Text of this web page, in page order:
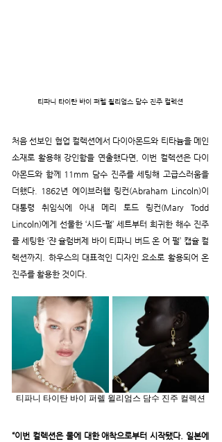
티파니 타이탄 바이 퍼렐 윌리엄스 담수 진주 컬렉션
처음 선보인 협업 컬렉션에서 다이아몬드와 티타늄을 메인
소재로 활용해 강인함을 연출했다면, 이번 컬렉션은 다이
아몬드와 함께 11mm 담수 진주를 세팅해 고급스러움을
더했다. 1862년 에이브러햄 링컨(Abraham Lincoln)이
대통령 취임식에 아내 메리 토드 링컨(Mary Todd
Lincoln)에게 선물한 ‘시드-펄’ 세트부터 희귀한 해수 진주
를 세팅한 ‘쟌 슐럼버제 바이 티파니 버드 온 어 펄’ 캡슐 컬
렉션까지. 하우스의 대표적인 디자인 요소로 활용되어 온
진주를 활용한 것이다.
티파니 타이탄 바이 퍼렐 윌리엄스 담수 진주 컬렉션
“이번 컬렉션은 물에 대한 애착으로부터 시작됐다. 일본에